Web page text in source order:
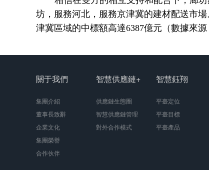
坊，服務河北，服務京津冀的建材配送市
津冀區域的中標額高達6387億元（數據來源
關于我們
集團介紹
董事長致辭
企業文化
集團榮譽
合作伙伴
智慧供應鏈+
供應鏈生態圈
智慧供應鏈管理
對外合作模式
智慧鈺翔
平臺定位
平臺目標
平臺產品